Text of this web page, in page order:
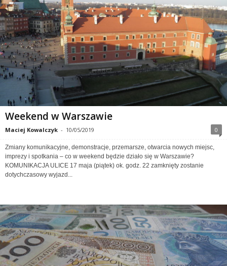
Weekend w Warszawie
Maciej Kowalczyk - 10/05/2019 0
Zmiany komunikacyjne, demonstracje, przemarsze, otwarcia nowych miejsc,
imprezy i spotkania – co w weekend będzie działo się w Warszawie?
KOMUNIKACJA ULICE 17 maja (piątek) ok. godz. 22 zamknięty zostanie
dotychczasowy wyjazd...